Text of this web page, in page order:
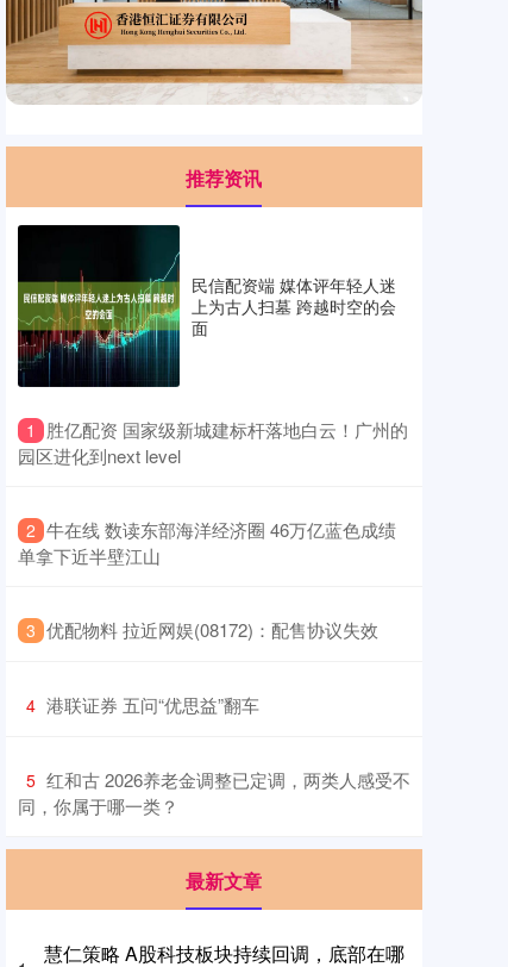
推荐资讯
民信配资端 媒体评年轻人迷
上为古人扫墓 跨越时空的会
面
1
​胜亿配资 国家级新城建标杆落地白云！广州的
园区进化到next level
2 ​牛在线 数读东部海洋经济圈 46万亿蓝色成绩
单拿下近半壁江山
3 ​优配物料 拉近网娱(08172)：配售协议失效
4 ​港联证券 五问“优思益”翻车
5 ​红和古 2026养老金调整已定调，两类人感受不
同，你属于哪一类？
最新文章
慧仁策略 A股科技板块持续回调，底部在哪